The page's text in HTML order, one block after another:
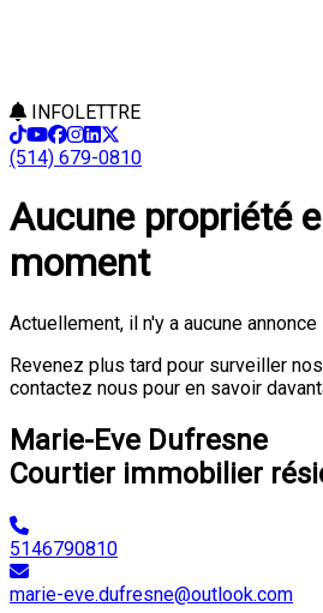
INFOLETTRE
(514) 679-0810
Aucune propriété
moment
Actuellement, il n'y a aucune
Revenez plus tard pour surveiller
contactez nous pour en savoir
Marie-Eve Dufresne
Courtier immobilier
5146790810
marie-eve.dufresne@outlook.com